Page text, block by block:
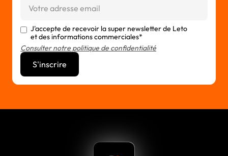
J'accepte de recevoir la super newsletter de Leto
et des informations commerciales*
Consulter notre politique de confidentialité